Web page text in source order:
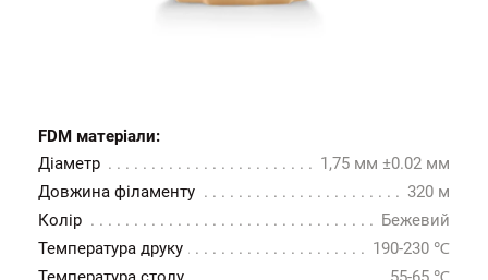
FDM матеріали:
Діаметр
1,75 мм ±0.02 мм
Довжина філаменту
320 м
Колір
Бежевий
Температура друку
190-230 ℃